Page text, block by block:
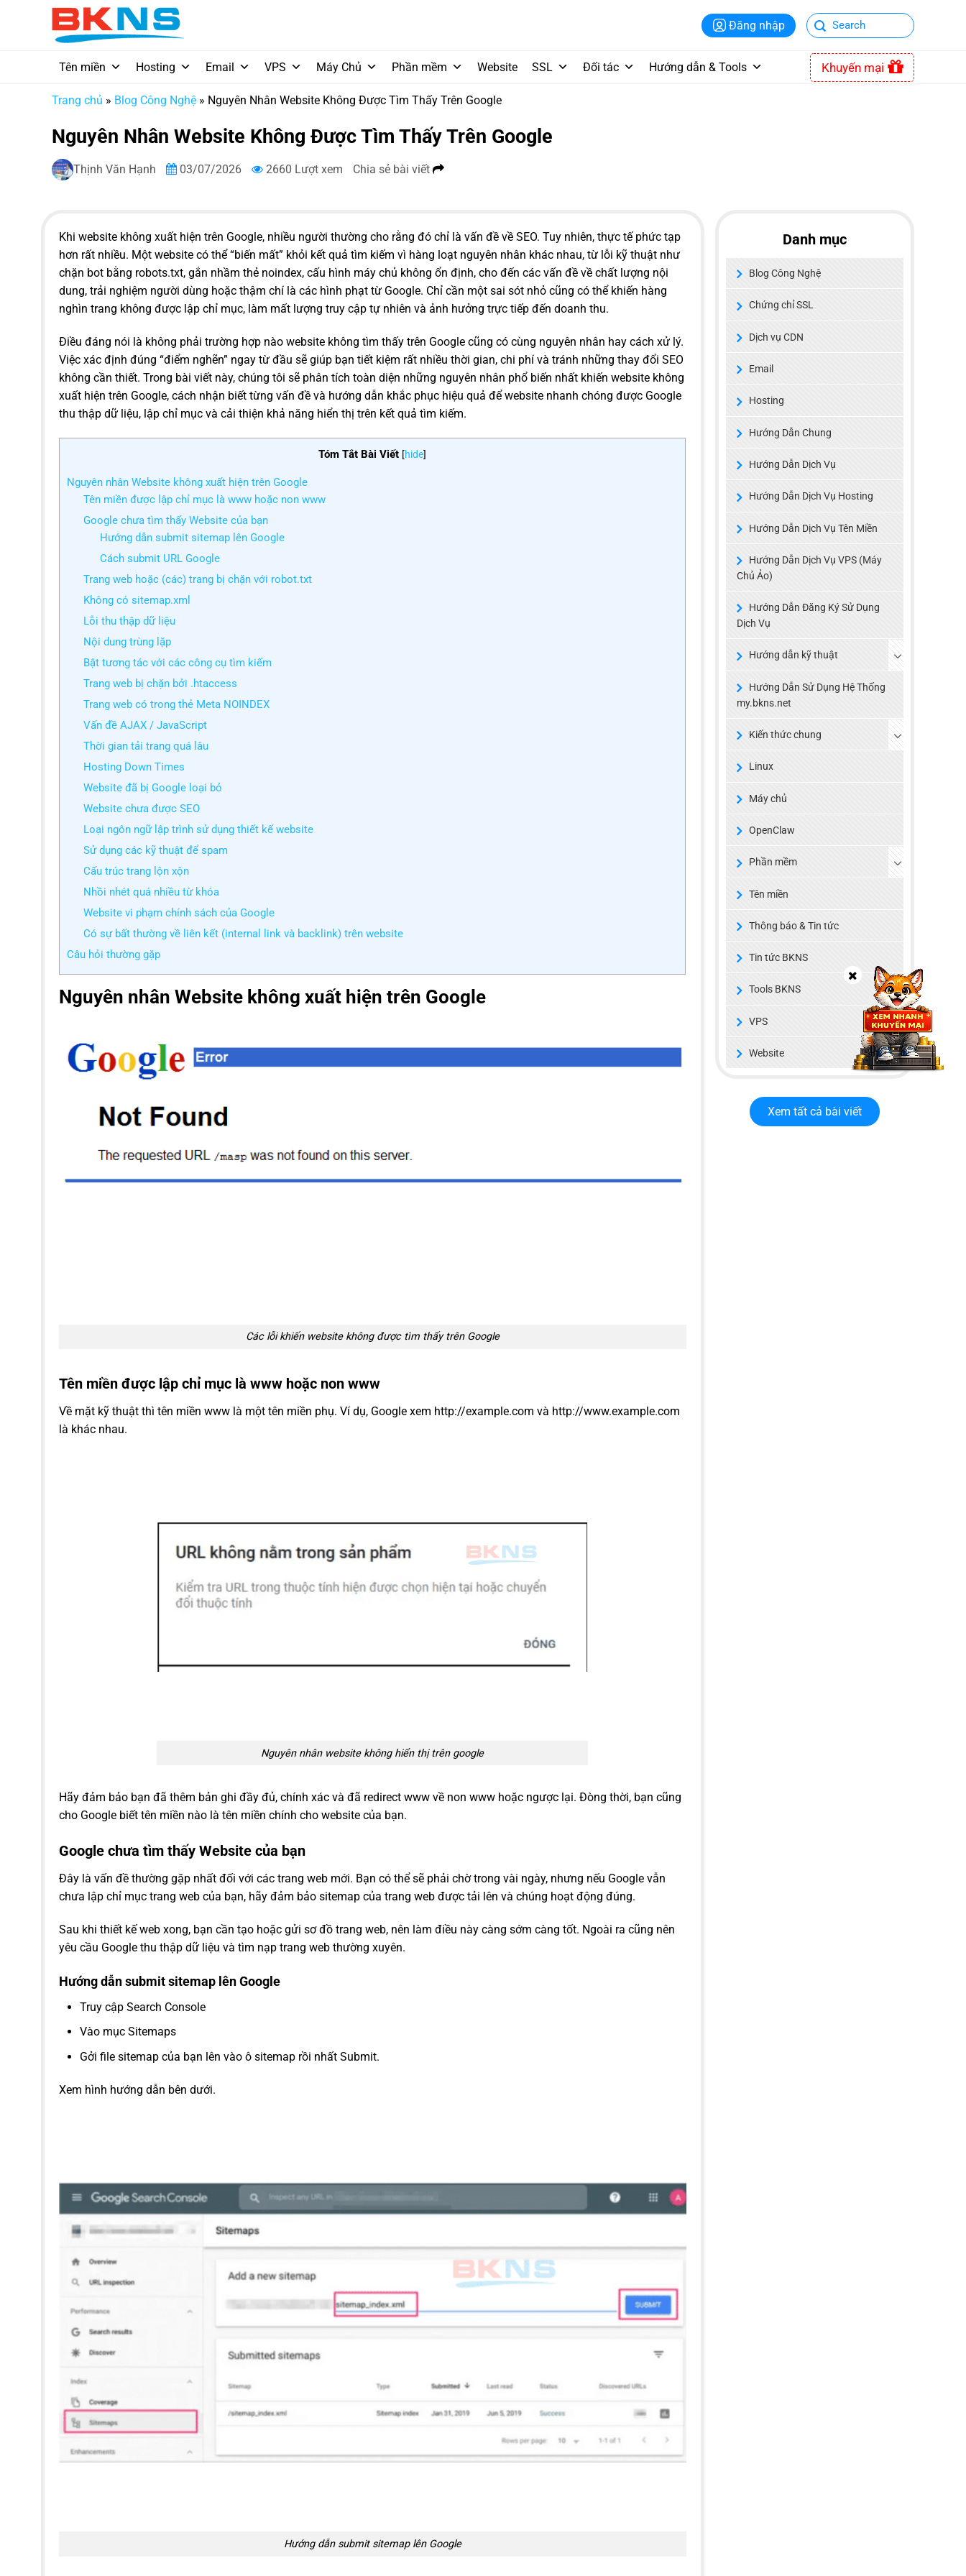
Đăng nhập
Tên miền Hosting Email VPS Máy Chủ Phần mềm Website SSL Đối tác Hướng dẫn & Tools Khuyến mại
Trang chủ » Blog Công Nghệ » Nguyên Nhân Website Không Được Tìm Thấy Trên Google
Nguyên Nhân Website Không Được Tìm Thấy Trên Google
Thịnh Văn Hạnh 03/07/2026 2660 Lượt xem Chia sẻ bài viết
Khi website không xuất hiện trên Google, nhiều người thường cho rằng đó chỉ là vấn đề về SEO. Tuy nhiên, thực tế phức tạp
hơn rất nhiều. Một website có thể “biến mất” khỏi kết quả tìm kiếm vì hàng loạt nguyên nhân khác nhau, từ lỗi kỹ thuật như
chặn bot bằng robots.txt, gắn nhầm thẻ noindex, cấu hình máy chủ không ổn định, cho đến các vấn đề về chất lượng nội
dung, trải nghiệm người dùng hoặc thậm chí là các hình phạt từ Google. Chỉ cần một sai sót nhỏ cũng có thể khiến hàng
nghìn trang không được lập chỉ mục, làm mất lượng truy cập tự nhiên và ảnh hưởng trực tiếp đến doanh thu.
Điều đáng nói là không phải trường hợp nào website không tìm thấy trên Google cũng có cùng nguyên nhân hay cách xử lý.
Việc xác định đúng “điểm nghẽn” ngay từ đầu sẽ giúp bạn tiết kiệm rất nhiều thời gian, chi phí và tránh những thay đổi SEO
không cần thiết. Trong bài viết này, chúng tôi sẽ phân tích toàn diện những nguyên nhân phổ biến nhất khiến website không
xuất hiện trên Google, cách nhận biết từng vấn đề và hướng dẫn khắc phục hiệu quả để website nhanh chóng được Google
thu thập dữ liệu, lập chỉ mục và cải thiện khả năng hiển thị trên kết quả tìm kiếm.
Tóm Tắt Bài Viết [hide]
Nguyên nhân Website không xuất hiện trên Google
Tên miền được lập chỉ mục là www hoặc non www
Google chưa tìm thấy Website của bạn
Hướng dẫn submit sitemap lên Google
Cách submit URL Google
Trang web hoặc (các) trang bị chặn với robot.txt
Không có sitemap.xml
Lỗi thu thập dữ liệu
Nội dung trùng lặp
Bật tương tác với các công cụ tìm kiếm
Trang web bị chặn bởi .htaccess
Trang web có trong thẻ Meta NOINDEX
Vấn đề AJAX / JavaScript
Thời gian tải trang quá lâu
Hosting Down Times
Website đã bị Google loại bỏ
Website chưa được SEO
Loại ngôn ngữ lập trình sử dụng thiết kế website
Sử dụng các kỹ thuật để spam
Cấu trúc trang lộn xộn
Nhồi nhét quá nhiều từ khóa
Website vi phạm chính sách của Google
Có sự bất thường về liên kết (internal link và backlink) trên website
Câu hỏi thường gặp
Nguyên nhân Website không xuất hiện trên Google
Các lỗi khiến website không được tìm thấy trên Google
Tên miền được lập chỉ mục là www hoặc non www
Về mặt kỹ thuật thì tên miền www là một tên miền phụ. Ví dụ, Google xem http://example.com và http://www.example.com
là khác nhau.
Nguyên nhân website không hiển thị trên google
Hãy đảm bảo bạn đã thêm bản ghi đầy đủ, chính xác và đã redirect www về non www hoặc ngược lại. Đòng thời, bạn cũng
cho Google biết tên miền nào là tên miền chính cho website của bạn.
Google chưa tìm thấy Website của bạn
Đây là vấn đề thường gặp nhất đối với các trang web mới. Bạn có thể sẽ phải chờ trong vài ngày, nhưng nếu Google vẫn
chưa lập chỉ mục trang web của bạn, hãy đảm bảo sitemap của trang web được tải lên và chúng hoạt động đúng.
Sau khi thiết kế web xong, bạn cần tạo hoặc gửi sơ đồ trang web, nên làm điều này càng sớm càng tốt. Ngoài ra cũng nên
yêu cầu Google thu thập dữ liệu và tìm nạp trang web thường xuyên.
Hướng dẫn submit sitemap lên Google
Truy cập Search Console
Vào mục Sitemaps
Gởi file sitemap của bạn lên vào ô sitemap rồi nhất Submit.
Xem hình hướng dẫn bên dưới.
Hướng dẫn submit sitemap lên Google
Danh mục
Blog Công Nghệ
Chứng chỉ SSL
Dịch vụ CDN
Email
Hosting
Hướng Dẫn Chung
Hướng Dẫn Dịch Vụ
Hướng Dẫn Dịch Vụ Hosting
Hướng Dẫn Dịch Vụ Tên Miền
Hướng Dẫn Dịch Vụ VPS (Máy
Chủ Ảo)
Hướng Dẫn Đăng Ký Sử Dụng
Dịch Vụ
Hướng dẫn kỹ thuật
Hướng Dẫn Sử Dụng Hệ Thống
my.bkns.net
Kiến thức chung
Linux
Máy chủ
OpenClaw
Phần mềm
Tên miền
Thông báo & Tin tức
Tin tức BKNS
Tools BKNS
VPS
Website
Xem tất cả bài viết